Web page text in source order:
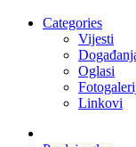
Categories
Vijesti
Oglasi
Linkovi